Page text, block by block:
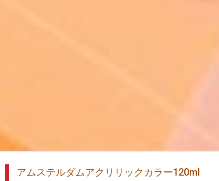
アムステルダムアクリリックカラー120ml